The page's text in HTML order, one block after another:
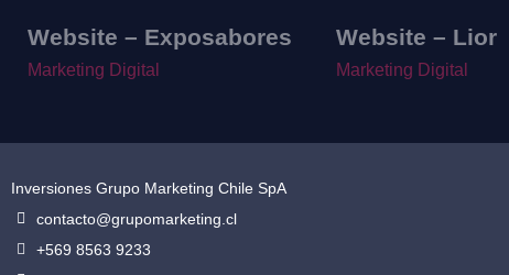
Website – Exposabores
Marketing Digital
Website – Lior
Marketing Digital
Inversiones Grupo Marketing Chile SpA
contacto@grupomarketing.cl
+569 8563 9233